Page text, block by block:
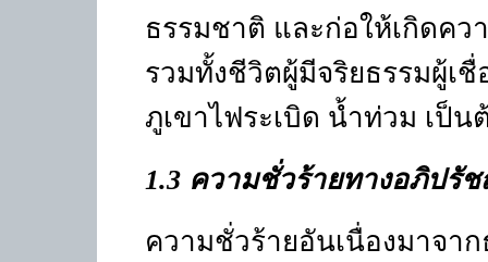
ธรรมชาติ และก่อให้เกิดค
รวมทั้งชีวิตผู้มีจริยธรรมผู้เ
ภูเขาไฟระเบิด น้ำท่วม เป็น
1.3 ความชั่วร้ายทางอภิปรั
ความชั่วร้ายอันเนื่องมาจา